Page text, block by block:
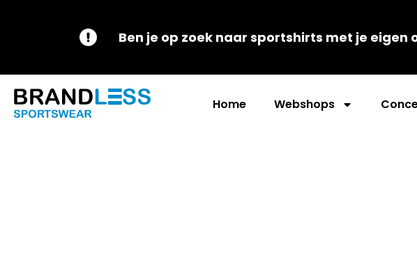
Ben je op zoek naar sportshirts met je
Home Webshops